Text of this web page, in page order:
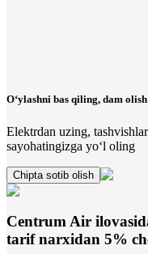
O‘ylashni bas qiling, dam
Elektrdan uzing,
sayohatingizga yo‘l oling
Chipta sotib olish
Centrum Air
tarif narxidan 5%